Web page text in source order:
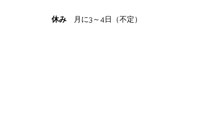
休み 月に3～4日（不定）